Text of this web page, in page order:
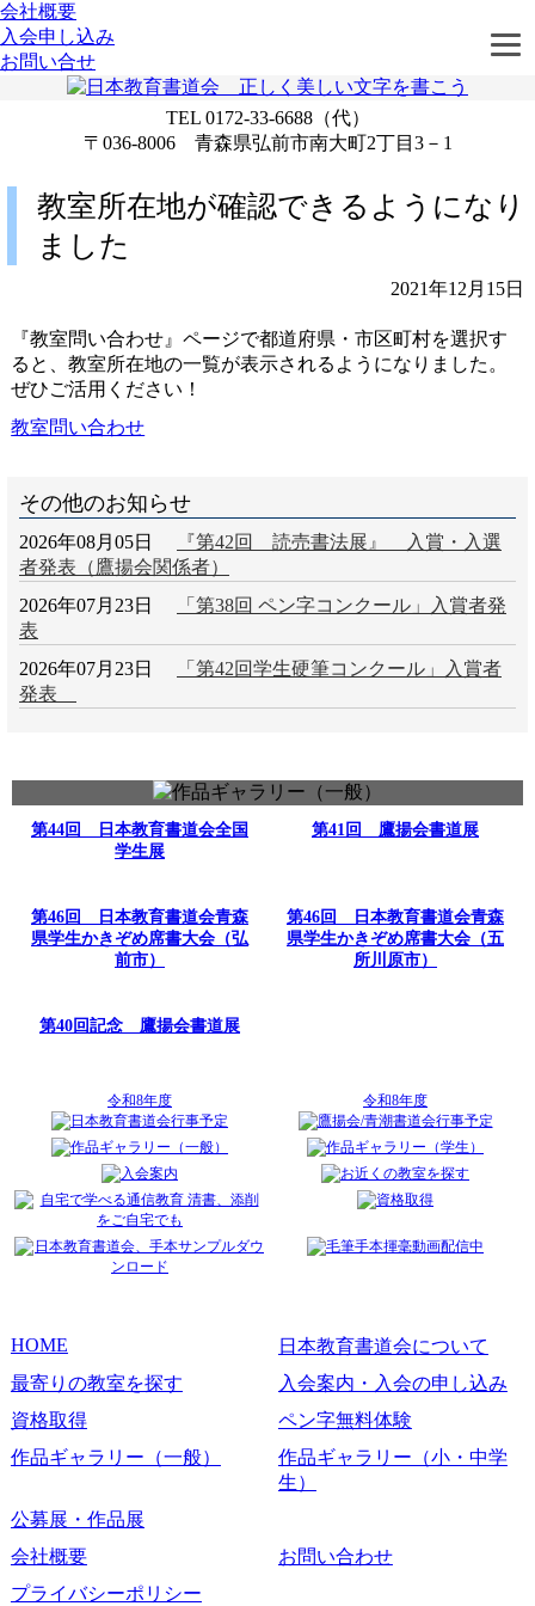
会社概要
入会申し込み
お問い合せ
TEL 0172-33-6688（代）
〒036-8006 青森県弘前市南大町2丁目3－1
教室所在地が確認できるようになり
ました
2021年12月15日
『教室問い合わせ』ページで都道府県・市区町村を選択す
ると、教室所在地の一覧が表示されるようになりました。
ぜひご活用ください！
教室問い合わせ
その他のお知らせ
2026年08月05日
『第42回 読売書法展』 入賞・入選
者発表（鷹揚会関係者）
2026年07月23日
「第38回 ペン字コンクール」入賞者発
表
2026年07月23日
「第42回学生硬筆コンクール」入賞者
発表
第44回 日本教育書道会全国
学生展
第41回 鷹揚会書道展
第46回 日本教育書道会青森
県学生かきぞめ席書大会（弘
前市）
第46回 日本教育書道会青森
県学生かきぞめ席書大会（五
所川原市）
第40回記念 鷹揚会書道展
令和8年度 令和8年度
HOME
日本教育書道会について
最寄りの教室を探す
入会案内・入会の申し込み
資格取得
ペン字無料体験
作品ギャラリー（一般）
作品ギャラリー（小・中学
生）
公募展・作品展
会社概要
お問い合わせ
プライバシーポリシー